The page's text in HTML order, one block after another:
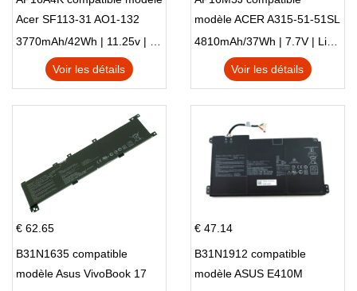
Acer SF113-31 AO1-132
NE132
3770mAh/42Wh | 11.25v | Li-ion ...
Voir les détails
modèle ACER A315-51-51SL
N17Q1 SERIES
4810mAh/37Wh | 7.7V | Li-ion ...
Voir les détails
€ 62.65
B31N1635 compatible
modèle Asus VivoBook 17
€ 47.14
B31N1912 compatible
modèle ASUS E410M